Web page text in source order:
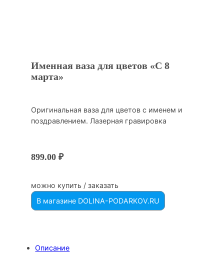
Именная ваза для цветов «С 8
марта»
Оригинальная ваза для цветов с именем и
поздравлением. Лазерная гравировка
899.00₽
можно купить / заказать
В магазине DOLINA-PODARKOV.RU
Описание